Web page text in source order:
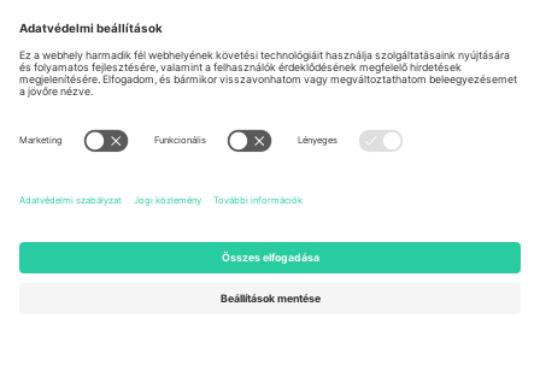
Germany
Unter den Linden 24, 10117
Berlin, Germany
United Kingdom
167 City Road, London, Greater
Newark, Delaware 19713, United
States
Engelberg, Switzerland